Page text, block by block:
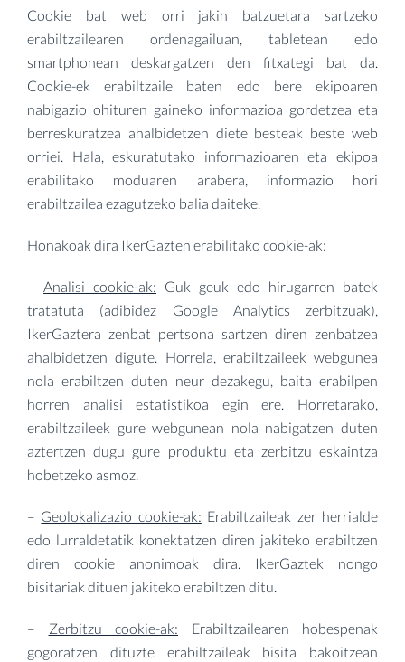
Cookie bat web orri jakin batzuetara sartzeko
erabiltzailearen ordenagailuan, tabletean edo
smartphonean deskargatzen den fitxategi bat da.
Cookie-ek erabiltzaile baten edo bere ekipoaren
nabigazio ohituren gaineko informazioa gordetzea eta
berreskuratzea ahalbidetzen diete besteak beste web
orriei. Hala, eskuratutako informazioaren eta ekipoa
erabilitako moduaren arabera, informazio hori
erabiltzailea ezagutzeko balia daiteke.
Honakoak dira IkerGazten erabilitako cookie-ak:
– Analisi cookie-ak: Guk geuk edo hirugarren batek
tratatuta (adibidez Google Analytics zerbitzuak),
IkerGaztera zenbat pertsona sartzen diren zenbatzea
ahalbidetzen digute. Horrela, erabiltzaileek webgunea
nola erabiltzen duten neur dezakegu, baita erabilpen
horren analisi estatistikoa egin ere. Horretarako,
erabiltzaileek gure webgunean nola nabigatzen duten
aztertzen dugu gure produktu eta zerbitzu eskaintza
hobetzeko asmoz.
– Geolokalizazio cookie-ak: Erabiltzaileak zer herrialde
edo lurraldetatik konektatzen diren jakiteko erabiltzen
diren cookie anonimoak dira. IkerGaztek nongo
bisitariak dituen jakiteko erabiltzen ditu.
– Zerbitzu cookie-ak: Erabiltzailearen hobespenak
gogoratzen dituzte erabiltzaileak bisita bakoitzean